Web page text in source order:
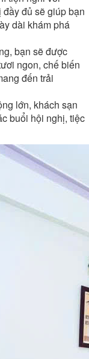
đủ sẽ giúp bạn
dài khám phá
bạn sẽ được
ngon, chế biến
đến trải
lớn, khách sạn
buổi hội nghị, tiệc